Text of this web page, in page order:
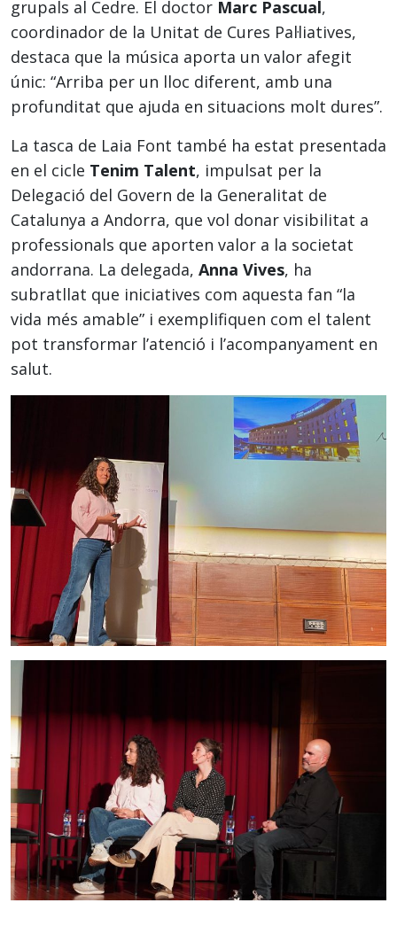
grupals al Cedre. El doctor Marc Pascual,
coordinador de la Unitat de Cures Pal·liatives,
destaca que la música aporta un valor afegit
únic: “Arriba per un lloc diferent, amb una
profunditat que ajuda en situacions molt dures”.
La tasca de Laia Font també ha estat presentada
en el cicle Tenim Talent, impulsat per la
Delegació del Govern de la Generalitat de
Catalunya a Andorra, que vol donar visibilitat a
professionals que aporten valor a la societat
andorrana. La delegada, Anna Vives, ha
subratllat que iniciatives com aquesta fan “la
vida més amable” i exemplifiquen com el talent
pot transformar l’atenció i l’acompanyament en
salut.